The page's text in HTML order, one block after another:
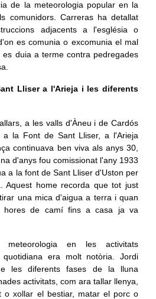
de la meteorologia popular en la
comunidors. Carreras ha detallat
adjacents a l'església o
es comunia o excomunia el mal
es duia a terme contra pedregades
Lliser a l'Arieja i les diferents
a les valls d'Àneu i de Cardós
a la Font de Sant Lliser, a l'Arieja
continuava ben viva als anys 30,
d'anys fou comissionat l'any 1933
a la font de Sant Lliser d'Uston per
Aquest home recorda que tot just
una mica d'aigua a terra i quan
hores de camí fins a casa ja va
en les activitats
era molt notòria. Jordi
les diferents fases de la lluna
activitats, com ara tallar llenya,
o xollar el bestiar, matar el porc o